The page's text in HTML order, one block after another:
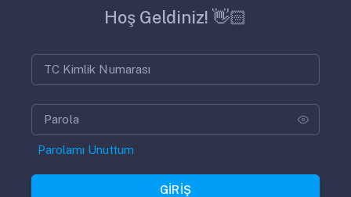
Hoş Geldiniz! 👋🏻
TC Kimlik Numarası
Parola
Parolamı Unuttum
GİRİŞ